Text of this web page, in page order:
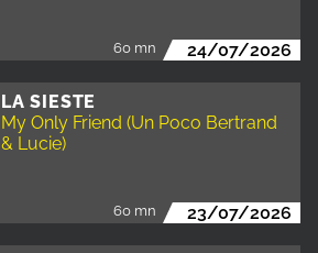
60 mn 24/07/2026
LA SIESTE
My Only Friend (Un Poco Bertrand
& Lucie)
60 mn 23/07/2026